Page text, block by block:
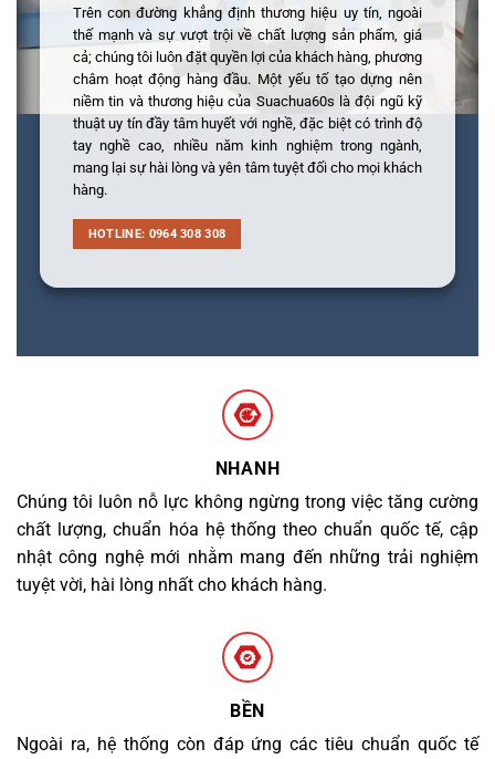
Trên con đường khẳng định thương hiệu uy tín, ngoài
thế mạnh và sự vượt trội về chất lượng sản phẩm, giá
cả; chúng tôi luôn đặt quyền lợi của khách hàng, phương
châm hoạt động hàng đầu. Một yếu tố tạo dựng nên
niềm tin và thương hiệu của Suachua60s là đội ngũ kỹ
thuật uy tín đầy tâm huyết với nghề, đặc biệt có trình độ
tay nghề cao, nhiều năm kinh nghiệm trong ngành,
mang lại sự hài lòng và yên tâm tuyệt đối cho mọi khách
hàng.
HOTLINE: 0964 308 308
NHANH
Chúng tôi luôn nỗ lực không ngừng trong việc tăng cường
chất lượng, chuẩn hóa hệ thống theo chuẩn quốc tế, cập
nhật công nghệ mới nhằm mang đến những trải nghiệm
tuyệt vời, hài lòng nhất cho khách hàng.
BỀN
Ngoài ra, hệ thống còn đáp ứng các tiêu chuẩn quốc tế